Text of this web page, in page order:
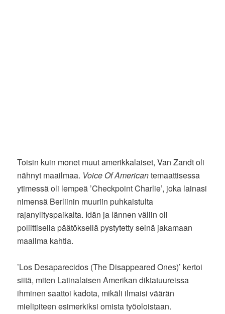
Toisin kuin monet muut amerikkalaiset, Van Zandt oli
nähnyt maailmaa. Voice Of Americantemaattisessa
ytimessä oli lempeä ’Checkpoint Charlie’, joka lainasi
nimensä Berliinin muuriin puhkaistulta
rajanylityspaikalta. Idän ja lännen väliin oli
poliittisella päätöksellä pystytetty seinä jakamaan
maailma kahtia.
’Los Desaparecidos (The Disappeared Ones)’ kertoi
siitä, miten Latinalaisen Amerikan diktatuureissa
ihminen saattoi kadota, mikäli ilmaisi väärän
mielipiteen esimerkiksi omista työoloistaan.